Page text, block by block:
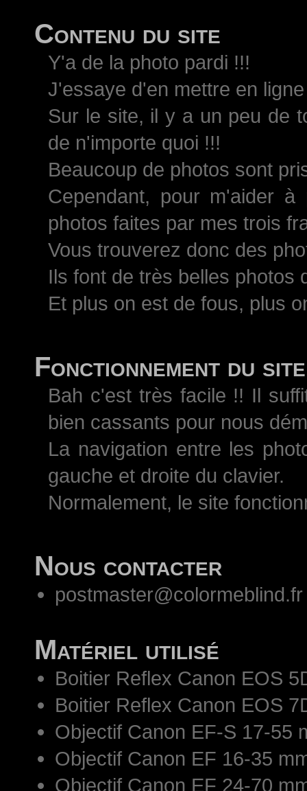
Contenu du site
Y'a de la photo pardi !!!
J'essaye d'en mettre en
Sur le site, il y a un peu de
de n'importe quoi !!!
Beaucoup de photos sont
Cependant, pour m'aider
photos faites par mes trois
Vous trouverez donc des
Ils font de très belles photos
Et plus on est de fous, plus
Fonctionnement du site
Bah c'est très facile !! Il
bien cassants pour nous
La navigation entre les
gauche et droite du clavier.
Normalement, le site
Nous contacter
postmaster@colormeblind.fr
Matériel utilisé
Boitier Reflex Canon EOS
Boitier Reflex Canon EOS
Objectif Canon EF-S 17-55
Objectif Canon EF 16-35
Objectif Canon EF 24-70